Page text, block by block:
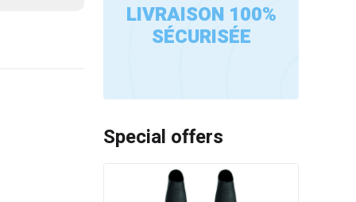
LIVRAISON 100%
SÉCURISÉE
Special offers